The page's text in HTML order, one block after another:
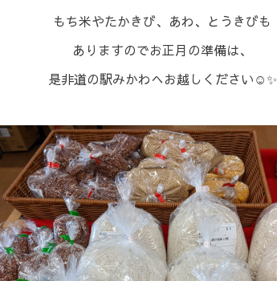
⁡もち米やたかきび、あわ、とうきびも
ありますのでお正月の準備は、
是非道の駅みかわへお越しください☺✨⁡⁡